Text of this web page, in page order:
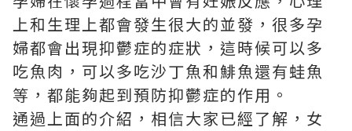
上和生理上都會發生很大的並發，很多孕
婦都會出現抑鬱症的症狀，這時候可以多
吃魚肉，可以多吃沙丁魚和鯡魚還有蛙魚
等，都能夠起到預防抑鬱症的作用。
通過上面的介紹，相信大家已經了解，女